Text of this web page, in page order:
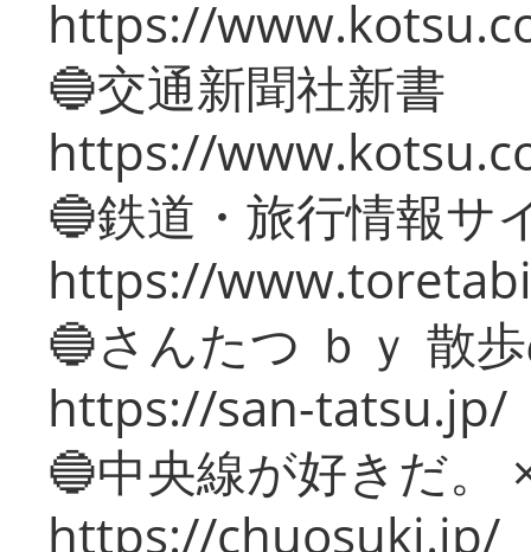
https://
🔵交通新聞社新書
https://
🔵鉄道・旅行情報サ
https://
🔵さんたつ ｂｙ 散
https://san-tatsu.jp/
🔵中央線が好きだ。
https://chuosuki.jp/